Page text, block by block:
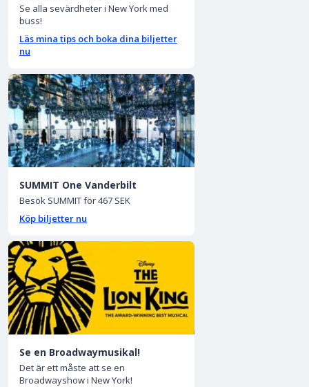
Se alla sevärdheter i New York med
buss!
Läs mina tips och boka dina biljetter
nu
SUMMIT One Vanderbilt
Besök SUMMIT för 467 SEK
Köp biljetter nu
Se en Broadwaymusikal!
Det är ett måste att se en
Broadwayshow i New York!